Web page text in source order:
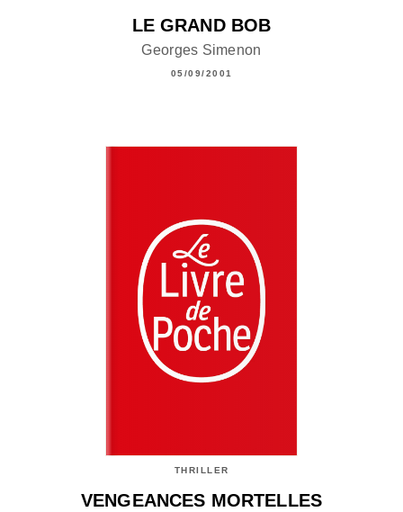
LE GRAND BOB
Georges Simenon
05/09/2001
THRILLER
VENGEANCES MORTELLES